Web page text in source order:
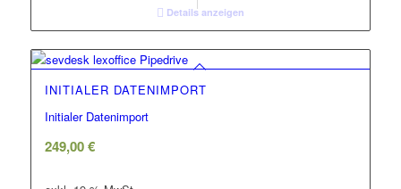
Details anzeigen
INITIALER DATENIMPORT
Initialer Datenimport
249,00€